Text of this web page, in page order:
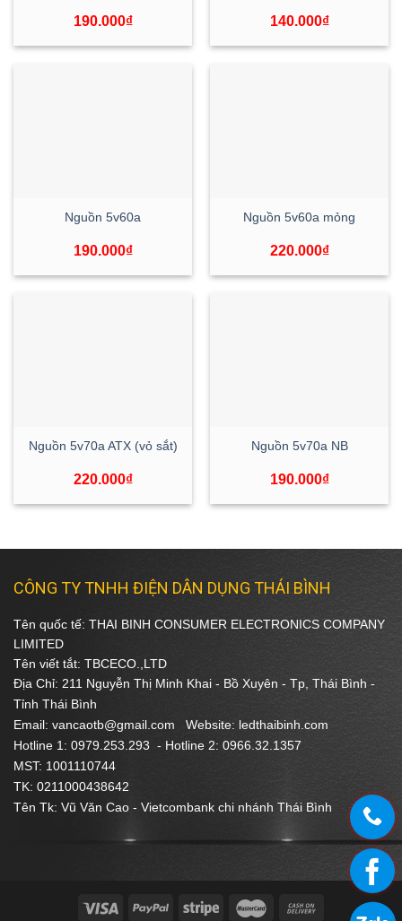
190.000₫ 140.000₫
Nguồn 5v60a
190.000₫
Nguồn 5v60a mỏng
220.000₫
Nguồn 5v70a ATX (vỏ sắt)
220.000₫
Nguồn 5v70a NB
190.000₫
CÔNG TY TNHH ĐIỆN DÂN DỤNG THÁI BÌNH
Tên quốc tế: THAI BINH CONSUMER ELECTRONICS COMPANY
LIMITED
Tên viết tắt: TBCECO.,LTD
Địa Chỉ: 211 Nguyễn Thị Minh Khai - Bồ Xuyên - Tp, Thái Bình -
Tỉnh Thái Bình
Email: vancaotb@gmail.com Website: ledthaibinh.com
Hotline 1: 0979.253.293 - Hotline 2: 0966.32.1357
MST: 1001110744
TK: 0211000438642
Tên Tk: Vũ Văn Cao - Vietcombank chi nhánh Thái Bình